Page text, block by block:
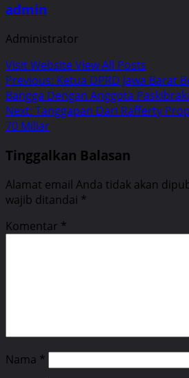
admin
Administrator
Visit WebsiteView All Posts
Post
navigation
Previous: Ketua DPRD Jawa Barat
Bangga Dengan Anggota
Next: Tanggapan Dari Rafferty
70 Miliar
Tinggalkan Balasan
Alamat email Anda tidak akan
wajib ditandai *
Komentar *
Nama *